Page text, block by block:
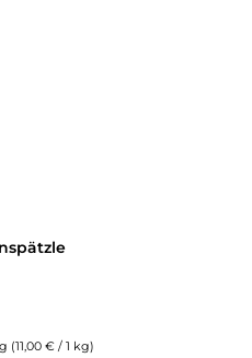
(11,00 € / 1 kg)